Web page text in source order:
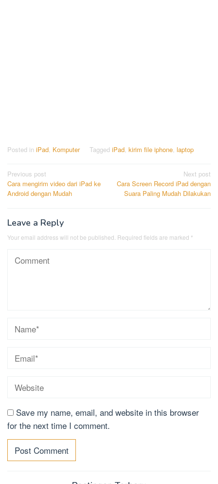
Posted in iPad Komputer Tagged iPad kirim file iphone laptop
Post
navigation
Previous post
Cara mengirim video dari iPad ke
Android dengan Mudah
Next post
Cara Screen Record iPad dengan
Suara Paling Mudah Dilakukan
Leave a Reply
Your email address will not be published. Required fields are marked *
Save my name, email, and website in this browser
for the next time I comment.